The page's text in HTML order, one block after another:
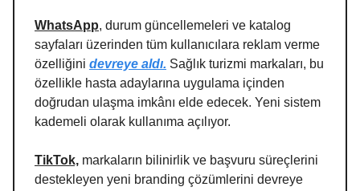
WhatsApp, durum güncellemeleri ve katalog
sayfaları üzerinden tüm kullanıcılara reklam verme
özelliğini devreye aldı. Sağlık turizmi markaları, bu
özellikle hasta adaylarına uygulama içinden
doğrudan ulaşma imkânı elde edecek. Yeni sistem
kademeli olarak kullanıma açılıyor.
TikTok, markaların bilinirlik ve başvuru süreçlerini
destekleyen yeni branding çözümlerini devreye